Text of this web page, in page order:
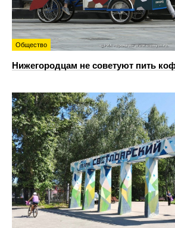
Общество
Нижегородцам не советуют пить